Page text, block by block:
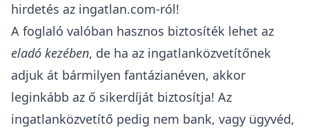
hirdetés az ingatlan.com-ról!
A foglaló valóban hasznos biztosíték lehet az
eladó kezében, de ha az ingatlanközvetítőnek
adjuk át bármilyen fantázianéven, akkor
leginkább az ő sikerdíját biztosítja! Az
ingatlanközvetítő pedig nem bank, vagy ügyvéd,